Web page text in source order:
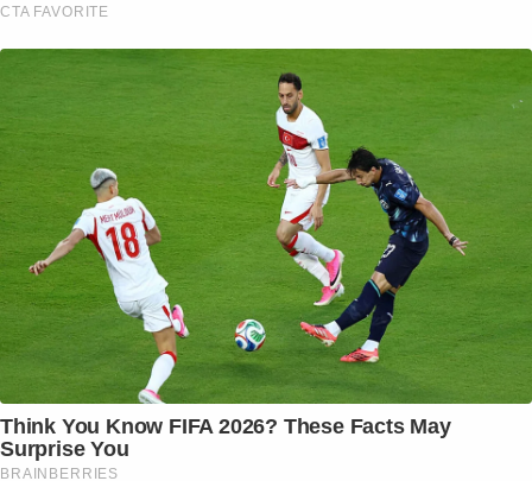
CTA FAVORITE
Think You Know FIFA 2026? These Facts May
Surprise You
BRAINBERRIES